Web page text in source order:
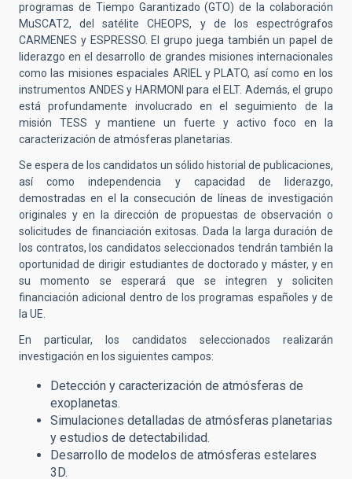
programas de Tiempo Garantizado (GTO) de la colaboración
MuSCAT2, del satélite CHEOPS, y de los espectrógrafos
CARMENES y ESPRESSO. El grupo juega también un papel de
liderazgo en el desarrollo de grandes misiones internacionales
como las misiones espaciales ARIEL y PLATO, así como en los
instrumentos ANDES y HARMONI para el ELT. Además, el grupo
está profundamente involucrado en el seguimiento de la
misión TESS y mantiene un fuerte y activo foco en la
caracterización de atmósferas planetarias.
Se espera de los candidatos un sólido historial de publicaciones,
así como independencia y capacidad de liderazgo,
demostradas en el la consecución de líneas de investigación
originales y en la dirección de propuestas de observación o
solicitudes de financiación exitosas. Dada la larga duración de
los contratos, los candidatos seleccionados tendrán también la
oportunidad de dirigir estudiantes de doctorado y máster, y en
su momento se esperará que se integren y soliciten
financiación adicional dentro de los programas españoles y de
la UE.
En particular, los candidatos seleccionados realizarán
investigación en los siguientes campos:
Detección y caracterización de atmósferas de
exoplanetas.
Simulaciones detalladas de atmósferas planetarias
y estudios de detectabilidad.
Desarrollo de modelos de atmósferas estelares
3D.